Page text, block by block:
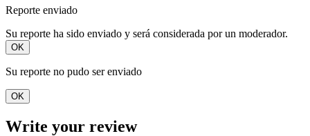
Reporte enviado
Su reporte ha sido enviado y será considerada por un moderador.
OK
Su reporte no pudo ser enviado
OK
Write your review